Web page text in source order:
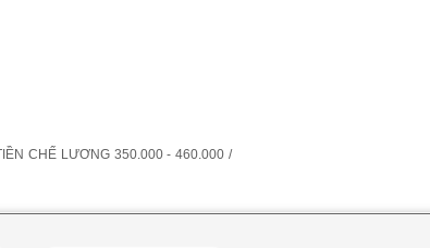
CHẾ LƯƠNG 350.000 - 460.000 /